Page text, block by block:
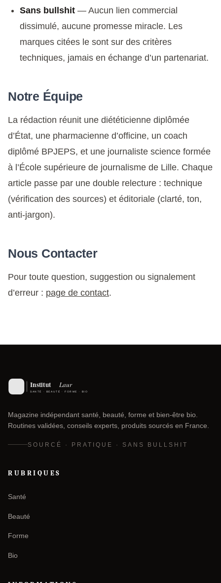
Sans bullshit — Aucun lien commercial
dissimulé, aucune promesse miracle. Les
marques citées le sont sur des critères
techniques, jamais en échange d’un partenariat.
Notre Équipe
La rédaction réunit une diététicienne diplômée
d’État, une pharmacienne d’officine, un coach
diplômé BPJEPS, et une journaliste science formée
à l’École supérieure de journalisme de Lille. Chaque
article passe par une double relecture : technique
(vérification des sources) et éditoriale (clarté, ton,
anti-jargon).
Nous Contacter
Pour toute question, suggestion ou signalement
d’erreur : page de contact.
Magazine indépendant santé, beauté, forme et bien-être bio.
Routines validées, conseils experts, produits sourcés en France.
SOURCÉ · PRATIQUE · SANS BULLSHIT
RUBRIQUES
Santé
Beauté
Forme
Bio